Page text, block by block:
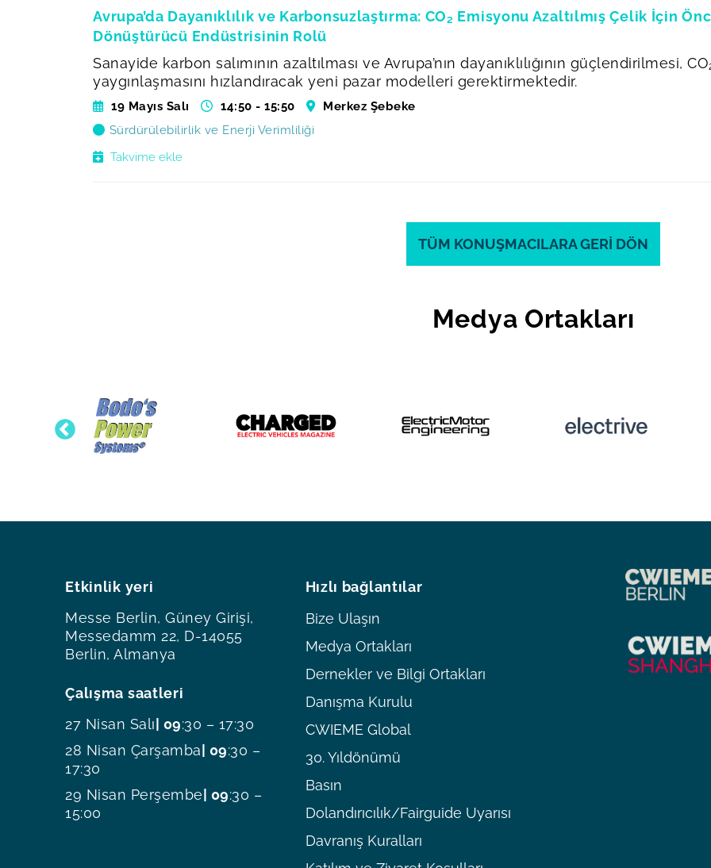
Avrupa’da Dayanıklılık ve Karbonsuzlaştırma: CO₂ Emisyonu Azaltılmış Çelik İçin
Dönüştürücü Endüstrisinin Rolü
Sanayide karbon salımının azaltılması ve Avrupa’nın dayanıklılığının güçlendirilmesi,
yaygınlaşmasını hızlandıracak yeni pazar modelleri gerektirmektedir.
19 Mayıs Salı 14:50 - 15:50
Merkez Şebeke
Sürdürülebilirlik ve Enerji Verimliliği
Takvime ekle
TÜM KONUŞMACILARA GERİ DÖN
Medya Ortakları
Etkinlik yeri
Messe Berlin, Güney Girişi,
Messedamm 22, D-14055
Berlin, Almanya
Çalışma saatleri
27 Nisan Salı | 09:30 – 17:30
28 Nisan Çarşamba | 09:30 –
17:30
29 Nisan Perşembe | 09:30 –
15:00
Hızlı bağlantılar
Bize Ulaşın
Medya Ortakları
Dernekler ve Bilgi Ortakları
Danışma Kurulu
CWIEME Global
30. Yıldönümü
Basın
Dolandırıcılık/Fairguide Uyarısı
Davranış Kuralları